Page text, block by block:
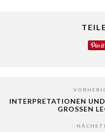
INTERPRETATIONEN
GROSSEN